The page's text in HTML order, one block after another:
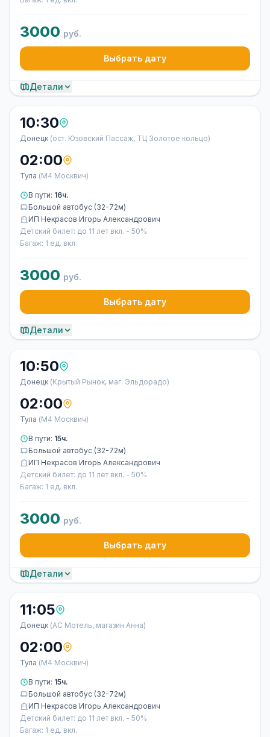
3000 руб.
Выбрать дату
Детали
10:30
Донецк (ост. Юзовский Пассаж, ТЦ Золотое кольцо)
02:00
Тула (М4 Москвич)
В пути: 16ч.
Большой автобус (32-72м)
ИП Некрасов Игорь Александрович
Детский билет: до 11 лет вкл. - 50%
Багаж: 1 ед. вкл.
3000 руб.
Выбрать дату
Детали
10:50
Донецк (Крытый Рынок, маг. Эльдорадо)
02:00
Тула (М4 Москвич)
В пути: 15ч.
Большой автобус (32-72м)
ИП Некрасов Игорь Александрович
Детский билет: до 11 лет вкл. - 50%
Багаж: 1 ед. вкл.
3000 руб.
Выбрать дату
Детали
11:05
Донецк (АС Мотель, магазин Анна)
02:00
Тула (М4 Москвич)
В пути: 15ч.
Большой автобус (32-72м)
ИП Некрасов Игорь Александрович
Детский билет: до 11 лет вкл. - 50%
Багаж: 1 ед. вкл.